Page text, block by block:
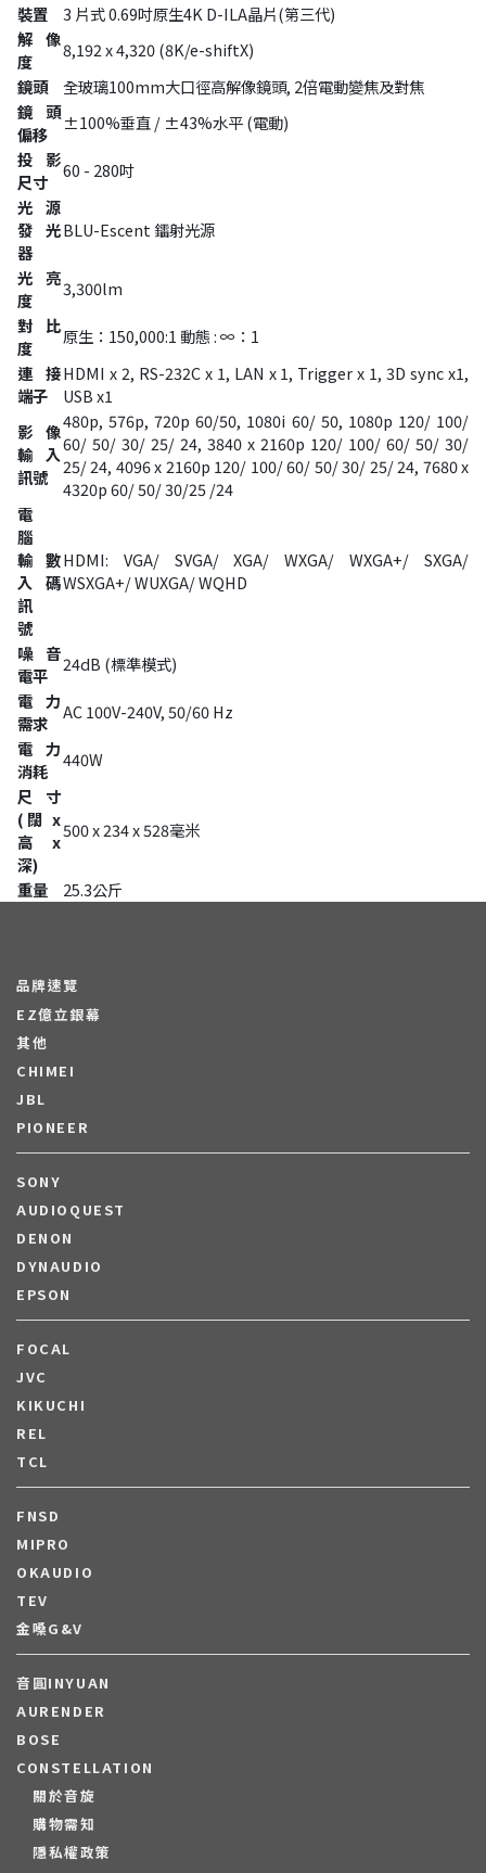
裝置
3 片式 0.69吋原生4K D-ILA晶片(第三代)
解像
度
8,192 x 4,320 (8K/e-shiftX)
鏡頭
全玻璃100mm大口徑高解像鏡頭, 2倍電動變焦及對焦
鏡頭
偏移
±100%垂直 / ±43%水平 (電動)
投影
尺寸
60 - 280吋
光源
發光
器
BLU-Escent 鐳射光源
光亮
度
3,300lm
對比
度
原生：150,000:1 動態 : ∞：1
連接
端子
HDMI x 2, RS-232C x 1, LAN x 1, Trigger x 1, 3D sync x1,
USB x1
影像
輸入
訊號
480p, 576p, 720p 60/50, 1080i 60/ 50, 1080p 120/ 100/
60/ 50/ 30/ 25/ 24, 3840 x 2160p 120/ 100/ 60/ 50/ 30/
25/ 24, 4096 x 2160p 120/ 100/ 60/ 50/ 30/ 25/ 24, 7680 x
4320p 60/ 50/ 30/25 /24
電
腦
輸
入
訊
號
數
碼
HDMI: VGA/ SVGA/ XGA/ WXGA/ WXGA+/ SXGA/
WSXGA+/ WUXGA/ WQHD
噪音
電平
24dB (標準模式)
電力
需求
AC 100V-240V, 50/60 Hz
電力
消耗
440W
尺寸
(闊 x
高 x
深)
500 x 234 x 528毫米
重量 25.3公斤
品牌速覽
EZ億立銀幕
其他
CHIMEI
JBL
PIONEER
SONY
AUDIOQUEST
DENON
DYNAUDIO
EPSON
FOCAL
JVC
KIKUCHI
REL
TCL
FNSD
MIPRO
OKAUDIO
TEV
金嗓G&V
音圓INYUAN
AURENDER
BOSE
CONSTELLATION
關於音旋
購物需知
隱私權政策